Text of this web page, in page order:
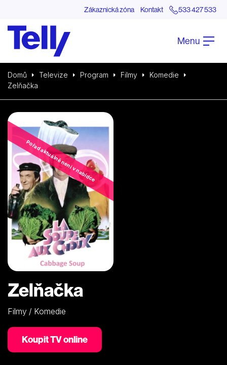
Zákaznická zóna Kontakt 533 427 533
Menu
Domů Televize Program Filmy
Komedie
Zelňačka
Pořad aktuálně není v nabídce
Zelňačka
Filmy / Komedie
Koupit TV online